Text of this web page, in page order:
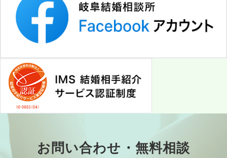
お問い合わせ・無料相談